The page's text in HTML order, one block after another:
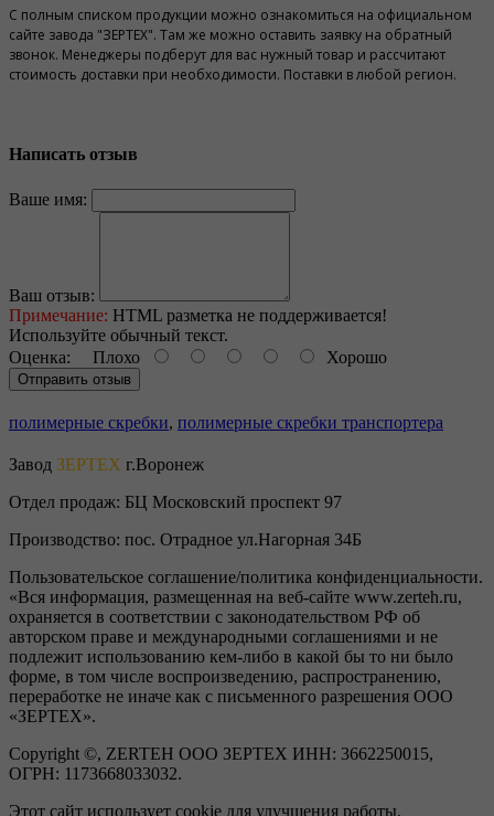
С полным списком продукции можно ознакомиться на официальном
сайте завода "ЗЕРТЕХ". Там же можно оставить заявку на обратный
звонок. Менеджеры подберут для вас нужный товар и рассчитают
стоимость доставки при необходимости. Поставки в любой регион.
Написать отзыв
Ваше имя:
Ваш отзыв:
Примечание: HTML разметка не поддерживается!
Используйте обычный текст.
Оценка: Плохо Хорошо
Отправить отзыв
полимерные скребки, полимерные скребки транспортера
Завод ЗЕРТЕХ г.Воронеж
Отдел продаж: БЦ Московский проспект 97
Производство: пос. Отрадное ул.Нагорная 34Б
Пользовательское соглашение/политика конфиденциальности.
«Вся информация, размещенная на веб-сайте www.zerteh.ru,
охраняется в соответствии с законодательством РФ об
авторском праве и международными соглашениями и не
подлежит использованию кем-либо в какой бы то ни было
форме, в том числе воспроизведению, распространению,
переработке не иначе как с письменного разрешения ООО
«ЗЕРТЕХ».
Copyright ©, ZERTEH ООО ЗЕРТЕХ ИНН: 3662250015,
ОГРН: 1173668033032.
Этот сайт использует cookie для улучшения работы.